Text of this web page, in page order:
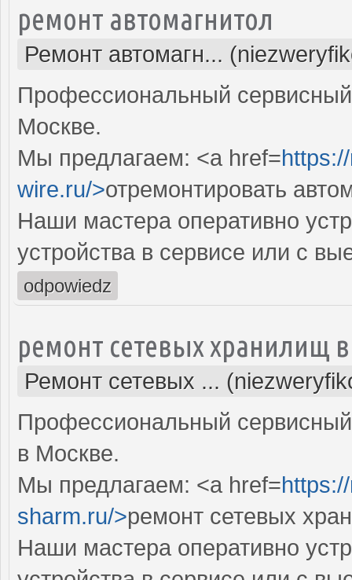
ремонт автомагнитол
Ремонт автомагн...
Профессиональный
Москве.
Мы предлагаем: <a href=
wire.ru/>отремонтировать
Наши мастера оперативно
устройства в сервисе или с
odpowiedz
ремонт сетевых хранилищ
Ремонт сетевых ...
Профессиональный
в Москве.
Мы предлагаем: <a href=
sharm.ru/>ремонт сетевых
Наши мастера оперативно